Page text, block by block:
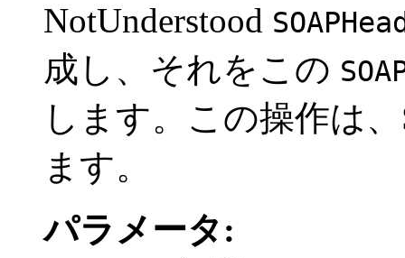
NotUnderstood
成し、それをこの
します。この操作は
ます。
パラメータ: